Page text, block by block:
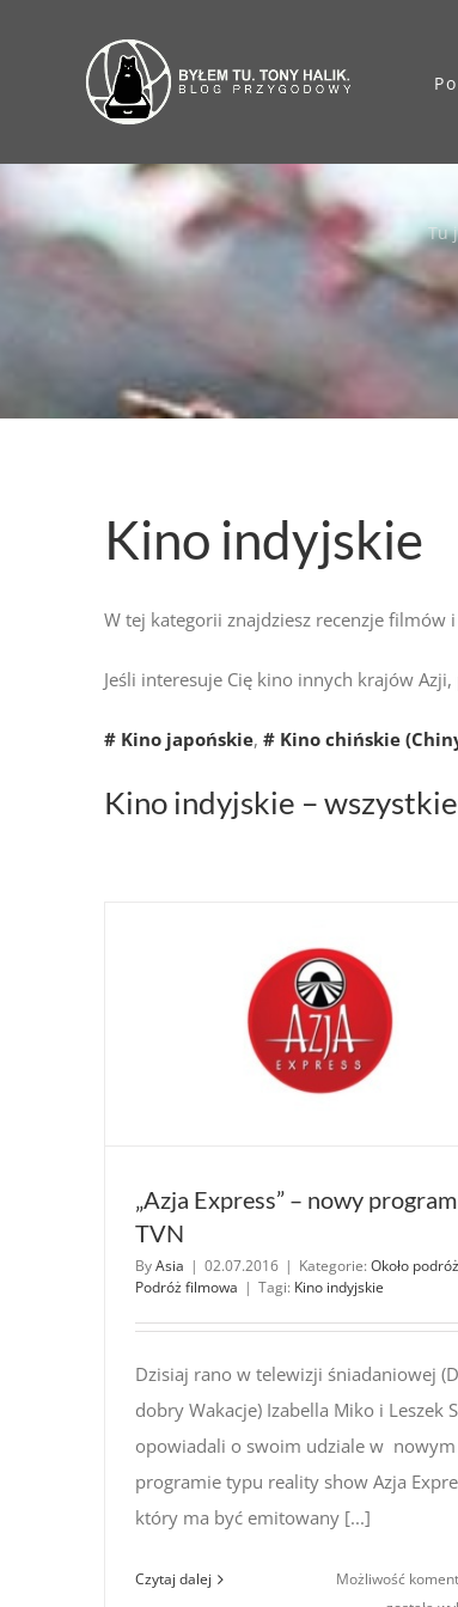
Tu
Kino indyjskie
W tej kategorii znajdziesz recenzje filmów
Jeśli interesuje Cię kino innych krajów
# Kino japońskie, # Kino chińskie
Kino indyjskie –
„Azja Express” – nowy program
TVN
ByAsia | 02.07.2016 | Kategorie: Około
Podróż filmowa | Tagi: Kino indyjskie
Dzisiaj rano w telewizji śniadaniowej
dobry Wakacje) Izabella Miko i Leszek
opowiadali o swoim udziale w nowym
programie typu reality show Azja
który ma być emitowany [...]
Czytaj dalej Możliwość